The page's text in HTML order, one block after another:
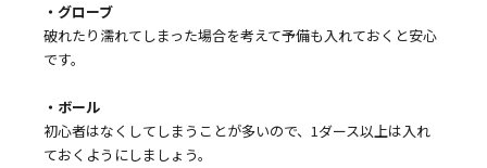
・グローブ
破れたり濡れてしまった場合を考えて予備も入れておくと安心
です。
・ボール
初心者はなくしてしまうことが多いので、1ダース以上は入れ
ておくようにしましょう。